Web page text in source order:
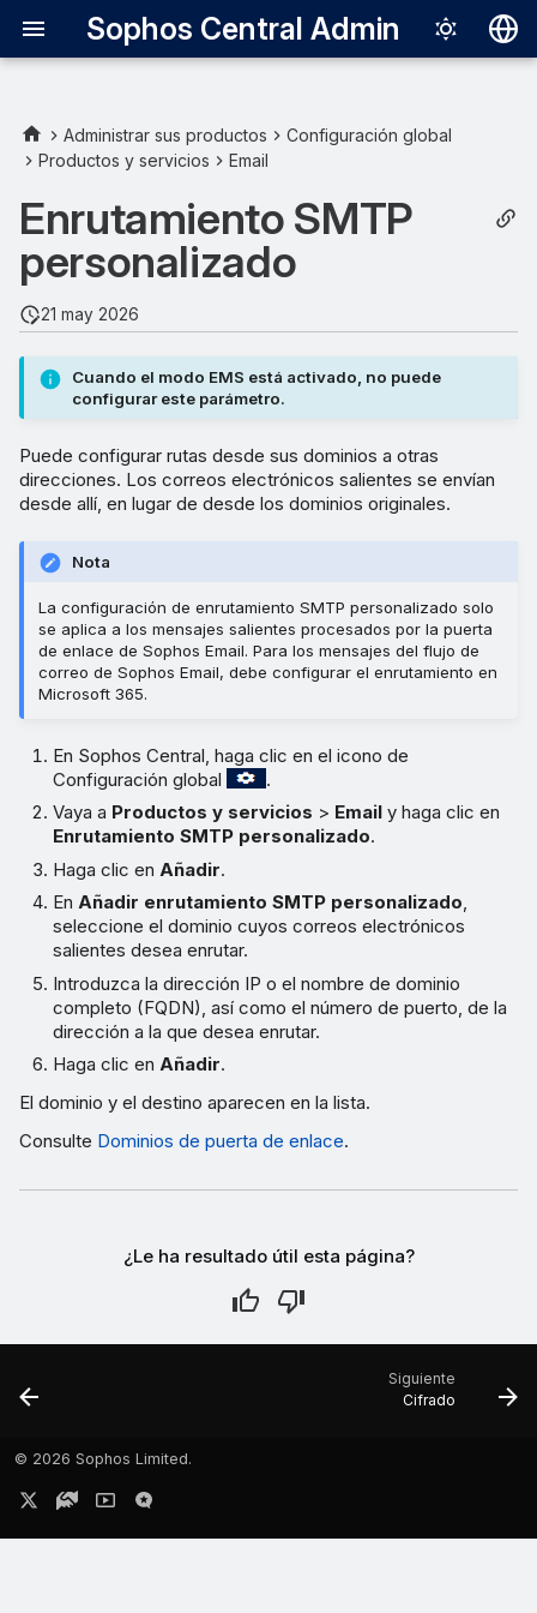
Sophos Central Admin
English
Português
Administrar sus productos
Configuración global
Productos y servicios
Email
Enrutamiento SMTP
personalizado
21 may 2026
Cuando el modo EMS está activado, no puede
configurar este parámetro.
Puede configurar rutas desde sus dominios a otras
direcciones. Los correos electrónicos salientes se envían
desde allí, en lugar de desde los dominios originales.
Nota
La configuración de enrutamiento SMTP personalizado solo
se aplica a los mensajes salientes procesados por la puerta
de enlace de Sophos Email. Para los mensajes del flujo de
correo de Sophos Email, debe configurar el enrutamiento en
Microsoft 365.
En Sophos Central, haga clic en el icono de
Configuración global
.
Vaya a Productos y servicios > Email y haga clic en
Enrutamiento SMTP personalizado.
Haga clic enAñadir.
EnAñadir enrutamiento SMTP personalizado,
seleccione el dominio cuyos correos electrónicos
salientes desea enrutar.
Introduzca la dirección IP o el nombre de dominio
completo (FQDN), así como el número de puerto, de la
dirección a la que desea enrutar.
Haga clic enAñadir.
El dominio y el destino aparecen en la lista.
Consulte Dominios de puerta de enlace.
¿Le ha resultado útil esta página?
Siguiente
Cifrado
© 2026 Sophos Limited.